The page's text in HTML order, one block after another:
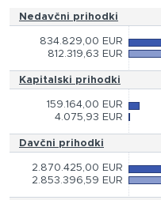
Nedavčni prihodki
834.829,00 EUR
812.319,63 EUR
Kapitalski prihodki
159.164,00 EUR
4.075,93 EUR
Davčni prihodki
2.870.425,00 EUR
2.853.396,59 EUR